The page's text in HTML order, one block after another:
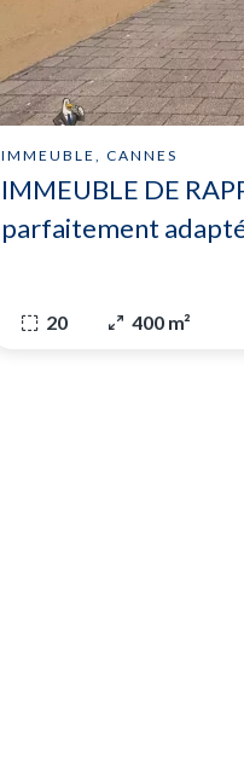
IMMEUBLE, CANNES
IMMEUBLE DE
parfaitement
20 400 m²